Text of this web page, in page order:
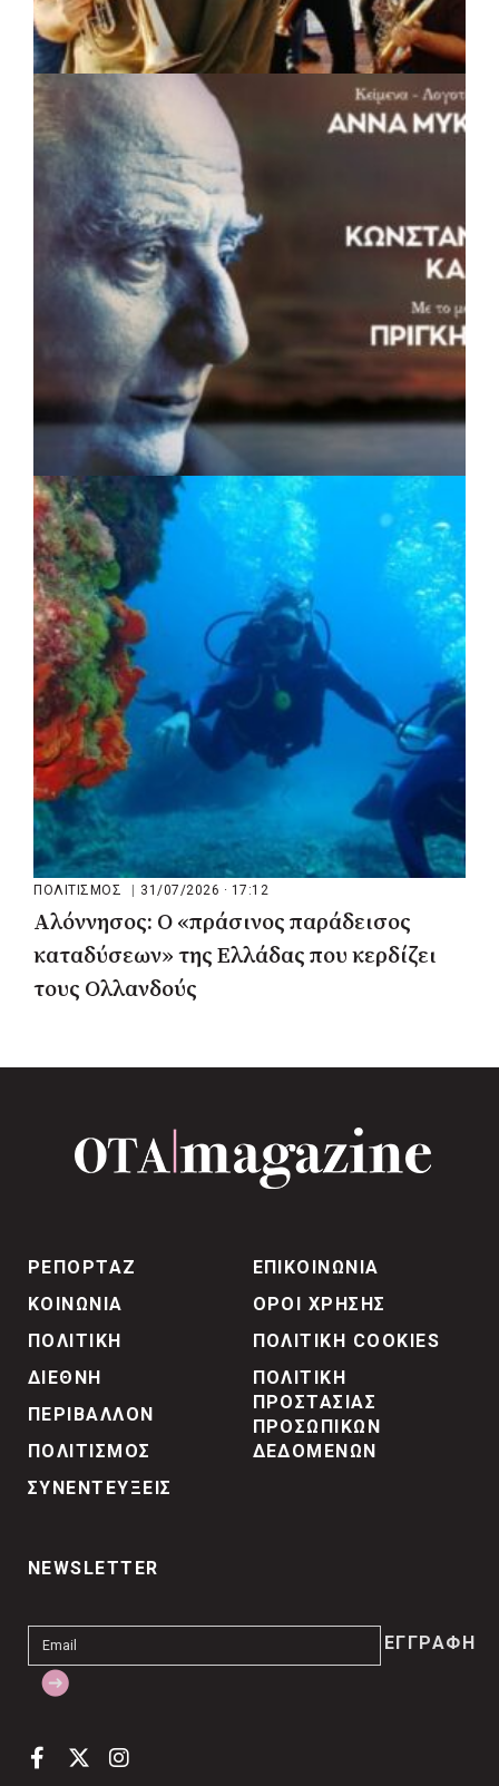
ΠΟΛΙΤΙΣΜΟΣ 05/08/2026 · 16:17
Η Marko Marković Orkestar στα
Αριστοτέλεια του Δήμου Αριστοτέλη
ΠΟΛΙΤΙΣΜΟΣ 04/08/2026 · 17:05
«Τραγουδάμε Καββαδία»:
Μουσικοποιητικό ταξίδι στην Κεντρική
Μακεδονία
ΠΟΛΙΤΙΣΜΟΣ | 31/07/2026 · 17:12
Αλόννησος: Ο «πράσινος παράδεισος
καταδύσεων» της Ελλάδας που κερδίζει
τους Ολλανδούς
ΡΕΠΟΡΤΑΖ
ΚΟΙΝΩΝΙΑ
ΠΟΛΙΤΙΚΗ
ΔΙΕΘΝΗ
ΠΕΡΙΒΑΛΛΟΝ
ΠΟΛΙΤΙΣΜΟΣ
ΣΥΝΕΝΤΕΥΞΕΙΣ
ΕΠΙΚΟΙΝΩΝΙΑ
ΟΡΟΙ ΧΡΗΣΗΣ
ΠΟΛΙΤΙΚΗ COOKIES
ΠΟΛΙΤΙΚΗ
ΠΡΟΣΤΑΣΙΑΣ
ΠΡΟΣΩΠΙΚΩΝ
ΔΕΔΟΜΕΝΩΝ
NEWSLETTER